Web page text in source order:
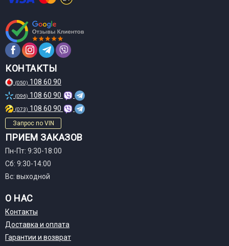
КОНТАКТЫ
(050) 108 60 90
(096) 108 60 90
(073) 108 60 90
Запрос по VIN
ПРИЕМ ЗАКАЗОВ
Пн-Пт: 9:30-18:00
Сб: 9:30-14:00
Вс: выходной
О НАС
Контакты
Доставка и оплата
Гарантии и возврат